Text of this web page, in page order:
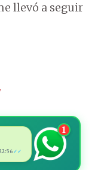
llevó a seguir
✓✓
1